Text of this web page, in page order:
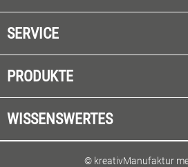
SERVICE
PRODUKTE
WISSENSWERTES
© kreativManufaktur